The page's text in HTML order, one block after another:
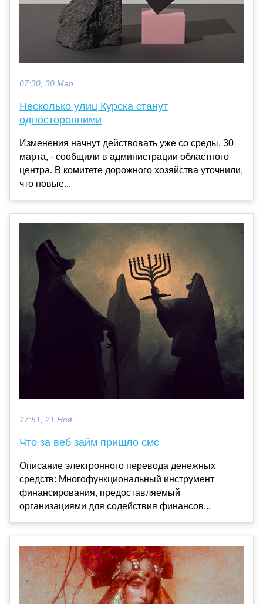
07:30, 30 Мар
Несколько улиц Курска станут
односторонними
Изменения начнут действовать уже со среды, 30
марта, - сообщили в администрации областного
центра. В комитете дорожного хозяйства уточнили,
что новые...
17:51, 21 Ноя
Что за веб займ пришло смс
Описание электронного перевода денежных
средств: Многофункциональный инструмент
финансирования, предоставляемый
организациями для содействия финансов...